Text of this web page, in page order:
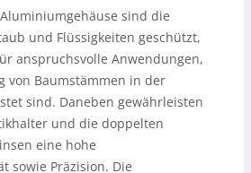
sind die
und Flüssigkeiten geschützt,
anspruchsvolle Anwendungen,
von Baumstämmen in der
sind. Daneben gewährleisten
und die doppelten
eine hohe
sowie Präzision. Die